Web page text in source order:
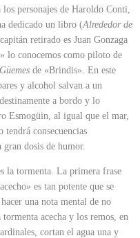
personajes de Haroldo Conti,
dedicado un libro (Alrededor de
retirado es Juan Gonzaga
lo conocemos como piloto de
Güemes de «Brindis». En este
y alcohol salvan a un
a bordo y lo
Esmogüin, al igual que el mar,
tendrá consecuencias
gran dosis de humor.
la tormenta. La primera frase
es tan potente que se
una nota mental de no
acecha y los remos, en
cortan el agua una y